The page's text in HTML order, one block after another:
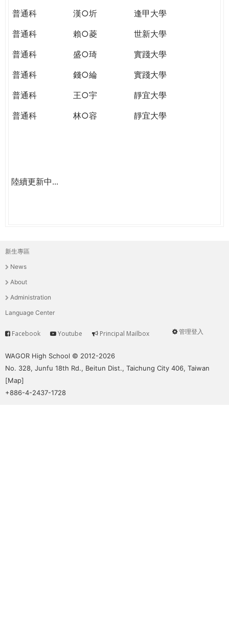
普通科
漢○圻
逢甲大學
普通科
賴○菱
世新大學
普通科
盛○琦
實踐大學
普通科
錢○綸
實踐大學
普通科
王○宇
靜宜大學
普通科
林○容 靜宜大學
陸續更新中...
主
選
單
新生專區
News
About
Administration
Language Center
User
管理登入
Service
Facebook Youtube Principal Mailbox
WAGOR High School © 2012-2026
No. 328, Junfu 18th Rd., Beitun Dist., Taichung City 406, Taiwan
[Map]
+886-4-2437-1728